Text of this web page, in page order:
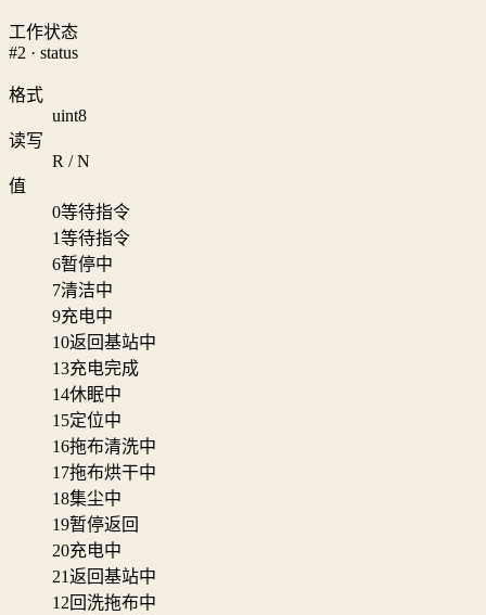
工作状态
#2 · status
格式
uint8
读写
R / N
值
0等待指令
1等待指令
6暂停中
7清洁中
9充电中
10返回基站中
13充电完成
14休眠中
15定位中
16拖布清洗中
17拖布烘干中
18集尘中
19暂停返回
20充电中
21返回基站中
12回洗拖布中